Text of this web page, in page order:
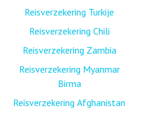
Reisverzekering Turkije
Reisverzekering Chili
Reisverzekering Zambia
Reisverzekering Myanmar
Birma
Reisverzekering Afghanistan